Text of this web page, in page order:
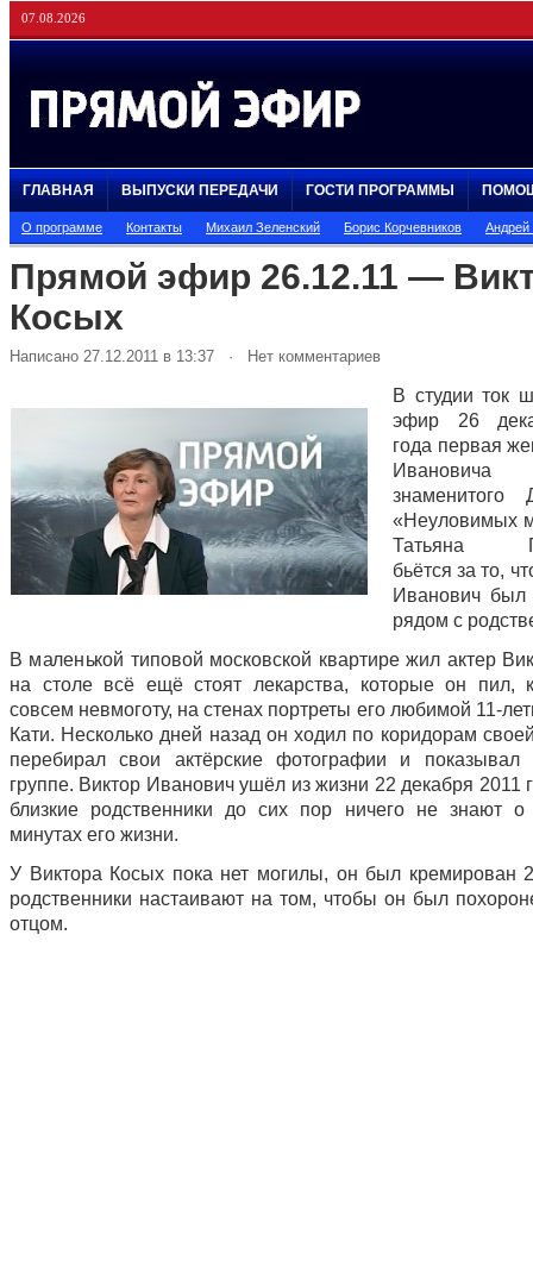
07.08.2026
ГЛАВНАЯ ВЫПУСКИ ПЕРЕДАЧИ ГОСТИ ПРОГРАММЫ
О программе Контакты Михаил Зеленский Борис Корчевников
Прямой эфир 26.12.11 —
Косых
Написано 27.12.2011 в 13:37 · Нет комментариев
В студии ток
эфир 26
года первая
знаменитого
«Неуловимых
Татьяна
бьётся за то,
Иванович был
рядом с
В маленькой типовой московской квартире жил актер
на столе всё ещё стоят лекарства, которые он пил,
совсем невмоготу, на стенах портреты его любимой 11-
Кати. Несколько дней назад он ходил по коридорам
перебирал свои актёрские фотографии и показывал
группе. Виктор Иванович ушёл из жизни 22 декабря 2011
близкие родственники до сих пор ничего не знают о
минутах его жизни.
У Виктора Косых пока нет могилы, он был кремирован
родственники настаивают на том, чтобы он был
отцом.